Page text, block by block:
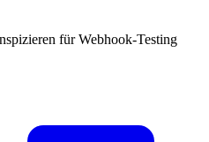
für Webhook-Testing